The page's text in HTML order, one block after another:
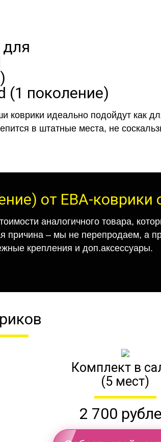
(1 поколение)
идеально подойдут как
в штатные места, не
от ЕВА-
аналогичного товара,
причина – мы не перепродаем, а
крепления и доп.аксессуары.
Комплект в
(5 мест)
2 700